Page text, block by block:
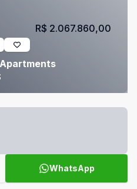
R$ 2.067.860,00
WhatsApp